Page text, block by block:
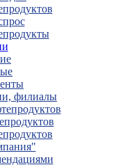
филиалы